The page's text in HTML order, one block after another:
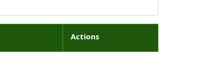
Actions